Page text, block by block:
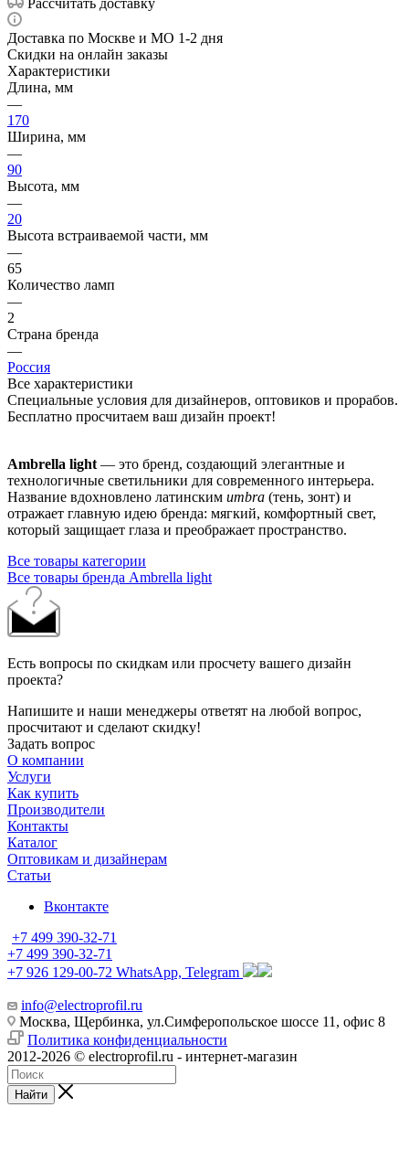
Доставка по Москве и МО 1-2 дня
Скидки на онлайн заказы
Характеристики
Длина, мм
—
170
Ширина, мм
—
90
Высота, мм
—
20
Высота встраиваемой части, мм
—
65
Количество ламп
—
2
Страна бренда
—
Россия
Все характеристики
Специальные условия для дизайнеров, оптовиков и прорабов.
Бесплатно просчитаем ваш дизайн проект!
Ambrella light — это бренд, создающий элегантные и
технологичные светильники для современного интерьера.
Название вдохновлено латинским umbra (тень, зонт) и
отражает главную идею бренда: мягкий, комфортный свет,
который защищает глаза и преображает пространство.
Все товары категории
Все товары бренда Ambrella light
Есть вопросы по скидкам или просчету вашего дизайн
проекта?
Напишите и наши менеджеры ответят на любой вопрос,
просчитают и сделают скидку!
Задать вопрос
О компании
Услуги
Как купить
Производители
Контакты
Каталог
Оптовикам и дизайнерам
Статьи
Вконтакте
+7 499 390-32-71
+7 499 390-32-71
+7 926 129-00-72 WhatsApp, Telegram
info@electroprofil.ru
Москва, Щербинка, ул.Симферопольское шоссе 11, офис 8
Политика конфиденциальности
2012-2026 © electroprofil.ru - интернет-магазин
Найти